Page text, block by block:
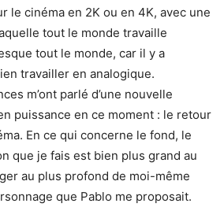
le cinéma en 2K ou en 4K, avec une
tout le monde travaille
tout le monde, car il y a
travailler en analogique.
m’ont parlé d’une nouvelle
puissance en ce moment : le retour
En ce qui concerne le fond, le
que je fais est bien plus grand au
au plus profond de moi-même
que Pablo me proposait.